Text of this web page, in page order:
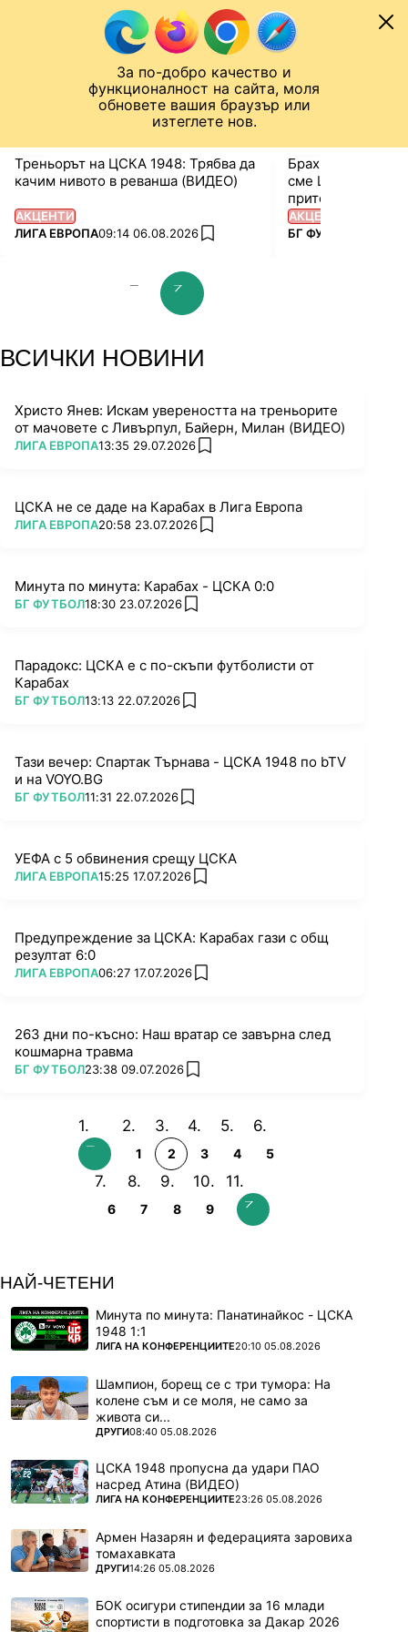
За по-добро качество и
функционалност на сайта, моля
обновете вашия браузър или
изтеглете нов.
Към съдържанието
ЛИГА ЕВРОПАНовиниРезултатиКласирания
ЛИГА ЕВРОПА
Треньорът на ЦСКА 1948: Трябва да
качим нивото в реванша (ВИДЕО)
АКЦЕНТИ
ПОВЕЧЕ ОТ
ЛИГА ЕВРОПА09:14 06.08.2026 add favorites
Брахими на чист
сме ЦСКА, няма
притесняваме!
АКЦЕНТИ
ПОВЕЧЕ ОТ
БГ ФУТБОЛ
prev slidenext slide
ВСИЧКИ НОВИНИ
Христо Янев: Искам увереността на треньорите
от мачовете с Ливърпул, Байерн, Милан (ВИДЕО)
ПОВЕЧЕ ОТ
ЛИГА ЕВРОПА13:35 29.07.2026 add favorites
ЦСКА не се даде на Карабах в Лига Европа
ПОВЕЧЕ ОТ
ЛИГА ЕВРОПА20:58 23.07.2026 add favorites
Минута по минута: Карабах - ЦСКА 0:0
ПОВЕЧЕ ОТ
БГ ФУТБОЛ18:30 23.07.2026 add favorites
Парадокс: ЦСКА е с по-скъпи футболисти от
Карабах
ПОВЕЧЕ ОТ
БГ ФУТБОЛ13:13 22.07.2026 add favorites
Тази вечер: Спартак Търнава - ЦСКА 1948 по bTV
и на VOYO.BG
ПОВЕЧЕ ОТ
БГ ФУТБОЛ11:31 22.07.2026 add favorites
УЕФА с 5 обвинения срещу ЦСКА
ПОВЕЧЕ ОТ
ЛИГА ЕВРОПА15:25 17.07.2026 add favorites
Предупреждение за ЦСКА: Карабах гази с общ
резултат 6:0
ПОВЕЧЕ ОТ
ЛИГА ЕВРОПА06:27 17.07.2026 add favorites
263 дни по-късно: Наш вратар се завърна след
кошмарна травма
ПОВЕЧЕ ОТ
БГ ФУТБОЛ23:38 09.07.2026 add favorites
1 2 3 4 5
6 7 8 9
НАЙ-ЧЕТЕНИ
Минута по минута: Панатинайкос - ЦСКА
1948 1:1
ПОВЕЧЕ ОТ
ЛИГА НА КОНФЕРЕНЦИИТЕ20:10 05.08.2026
Шампион, борещ се с три тумора: На
колене съм и се моля, не само за
живота си...
ПОВЕЧЕ ОТ
ДРУГИ08:40 05.08.2026
ЦСКА 1948 пропусна да удари ПАО
насред Атина (ВИДЕО)
ПОВЕЧЕ ОТ
ЛИГА НА КОНФЕРЕНЦИИТЕ23:26 05.08.2026
Армен Назарян и федерацията заровиха
томахавката
ПОВЕЧЕ ОТ
ДРУГИ14:26 05.08.2026
БОК осигури стипендии за 16 млади
спортисти в подготовка за Дакар 2026